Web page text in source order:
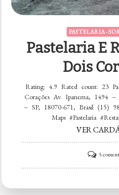
PASTELARIA -
Pastelaria E
Dois
Rating: 4.9 Rated count: 23
Corações Av. Ipanema, 1494 –
– SP, 18070-671, Brasil (15)
Maps #Pastelaria
VER
5